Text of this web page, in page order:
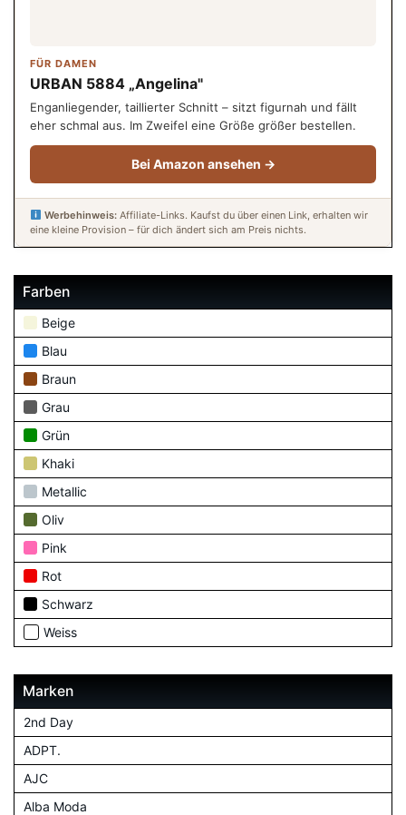
FÜR DAMEN
URBAN 5884 „Angelina"
Enganliegender, taillierter Schnitt – sitzt figurnah und fällt
eher schmal aus. Im Zweifel eine Größe größer bestellen.
Bei Amazon ansehen →
Werbehinweis:Affiliate-Links. Kaufst du über einen Link, erhalten wir
eine kleine Provision – für dich ändert sich am Preis nichts.
Farben
Beige
Blau
Braun
Grau
Grün
Khaki
Metallic
Oliv
Pink
Rot
Schwarz
Weiss
Marken
2nd Day
ADPT.
AJC
Alba Moda